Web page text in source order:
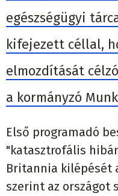
egészségügyi
kifejezett céllal,
elmozdítását
a kormányzó
Első programadó
"katasztrofális
Britannia kilépését
szerint az országot